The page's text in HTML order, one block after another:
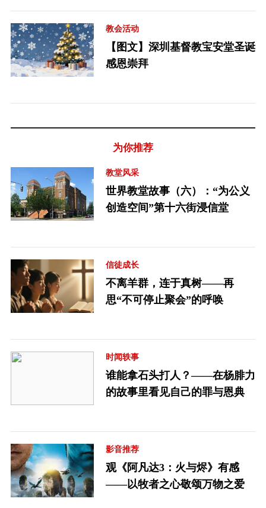
教会活动
【图文】深圳基督教宝安堂圣诞
感恩崇拜
为你推荐
教堂风采
世界教堂故事（六）：“为公义
创造空间”第十六街浸信堂
信徒成长
不离羊群，连于真树——再
思“不可停止聚会”的呼唤
时闻轶事
谁能拿石头打人？——在杨腓力
的故事里看见自己的罪与恩典
影音推荐
观《阿凡达3：火与烬》有感
——以牧者之心敬颂万物之爱